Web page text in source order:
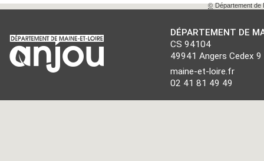
©Département de
DÉPARTEMENT DE
CS 94104
49941 Angers Cedex 9
maine-et-loire.fr
02 41 81 49 49